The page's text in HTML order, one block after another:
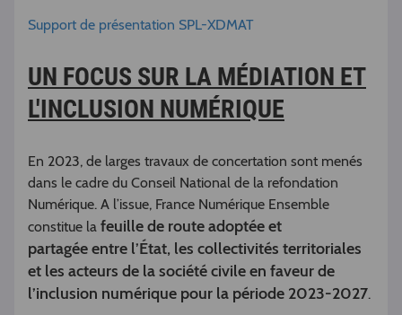
Support de présentation SPL-XDMAT
UN FOCUS SUR LA MÉDIATION ET
L'INCLUSION NUMÉRIQUE
En 2023, de larges travaux de concertation sont menés
dans le cadre du Conseil National de la refondation
Numérique. A l’issue, France Numérique Ensemble
constitue la feuille de route adoptée et
partagée entre l’État, les collectivités territoriales
et les acteurs de la société civile en faveur de
l’inclusion numérique pour la période 2023-2027.